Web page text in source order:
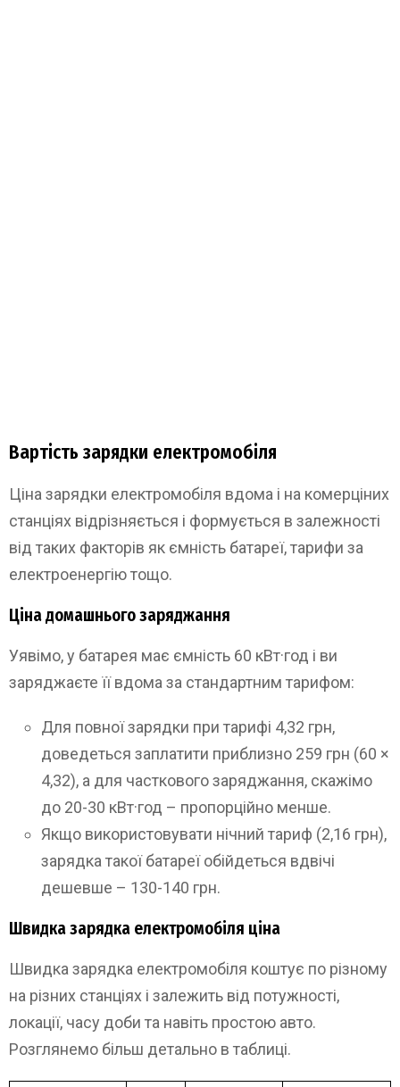
Вартість зарядки електромобіля
Ціна зарядки електромобіля вдома і на комерціних
станціях відрізняється і формується в залежності
від таких факторів як ємність батареї, тарифи за
електроенергію тощо.
Ціна домашнього заряджання
Уявімо, у батарея має ємність 60 кВт·год і ви
заряджаєте її вдома за стандартним тарифом:
Для повної зарядки при тарифі 4,32 грн,
доведеться заплатити приблизно 259 грн (60 ×
4,32), а для часткового заряджання, скажімо
до 20-30 кВт·год – пропорційно менше.
Якщо використовувати нічний тариф (2,16 грн),
зарядка такої батареї обійдеться вдвічі
дешевше – 130-140 грн.
Швидка зарядка електромобіля ціна
Швидка зарядка електромобіля коштує по різному
на різних станціях і залежить від потужності,
локації, часу доби та навіть простою авто.
Розглянемо більш детально в таблиці.